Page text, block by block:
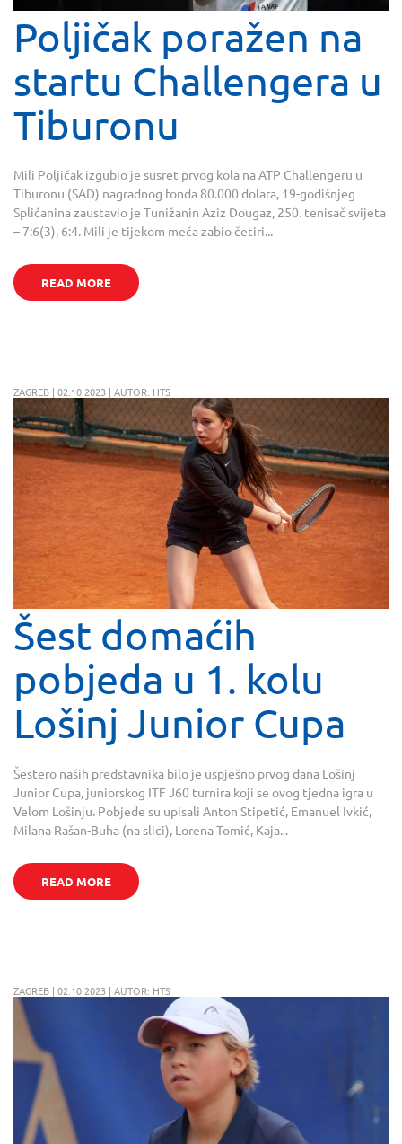
Poljičak poražen na
startu Challengera u
Tiburonu
Mili Poljičak izgubio je susret prvog kola na ATP Challengeru u
Tiburonu (SAD) nagradnog fonda 80.000 dolara, 19-godišnjeg
Splićanina zaustavio je Tunižanin Aziz Dougaz, 250. tenisač svijeta
– 7:6(3), 6:4. Mili je tijekom meča zabio četiri...
READ MORE
ZAGREB | 02.10.2023 | AUTOR: HTS
Šest domaćih
pobjeda u 1. kolu
Lošinj Junior Cupa
Šestero naših predstavnika bilo je uspješno prvog dana Lošinj
Junior Cupa, juniorskog ITF J60 turnira koji se ovog tjedna igra u
Velom Lošinju. Pobjede su upisali Anton Stipetić, Emanuel Ivkić,
Milana Rašan-Buha (na slici), Lorena Tomić, Kaja...
READ MORE
ZAGREB | 02.10.2023 | AUTOR: HTS